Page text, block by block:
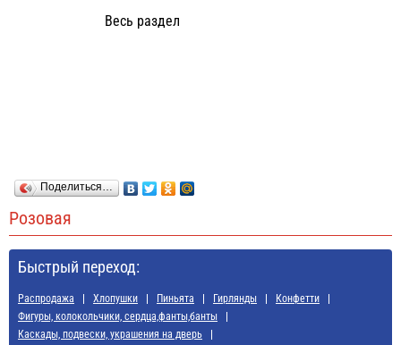
Весь раздел
Поделиться…
Розовая
Быстрый переход:
Распродажа Хлопушки Пиньята Гирлянды
Конфетти
Фигуры, колокольчики, сердца,фанты,банты
Каскады, подвески, украшения на дверь